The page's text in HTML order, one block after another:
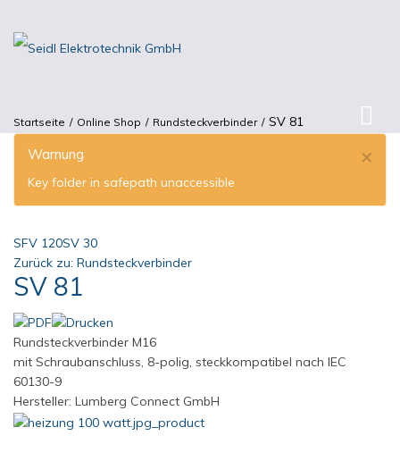
Startseite Online Shop Rundsteckverbinder SV 81
×
Warnung
Key folder in safepath unaccessible
SFV 120SV 30
Zurück zu: Rundsteckverbinder
SV 81
Rundsteckverbinder M16
mit Schraubanschluss, 8-polig, steckkompatibel nach IEC
60130-9
Hersteller: Lumberg Connect GmbH